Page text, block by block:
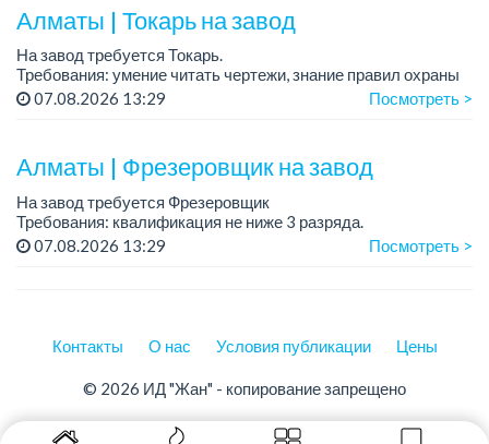
Алматы | Токарь на завод
На завод требуется Токарь.
Требования: умение читать чертежи, знание правил охраны
труда при выполнении работ на металлорежущем
07.08.2026 13:29 Посмотреть >
Алматы | Фрезеровщик на завод
На завод требуется Фрезеровщик
Требования: квалификация не ниже 3 разряда.
График работы: 5/2, пятидневка.
07.08.2026 13:29 Посмотреть >
Контакты О нас Условия публикации Цены
© 2026 ИД "Жан" - копирование запрещено